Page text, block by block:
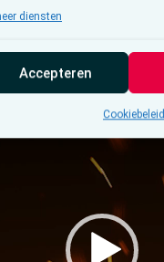
diensten
Accepteren
Cookiebeleid